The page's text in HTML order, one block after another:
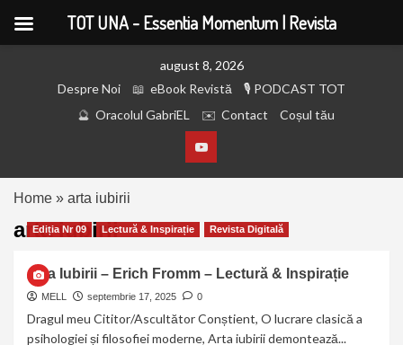
august 8, 2026
Despre Noi
eBook Revistă
PODCAST TOT
Oracolul GabriEL
Contact Coșul tău
Home » arta iubirii
arta iubirii
Ediția Nr 09 Lectură & Inspirație Revista Digitală
Arta Iubirii – Erich Fromm – Lectură & Inspirație
MELL septembrie 17, 2025 0
Dragul meu Cititor/Ascultător Conștient, O lucrare clasică a
psihologiei și filosofiei moderne, Arta iubirii demontează...
TOT UNA - Essentia Momentum | Revista